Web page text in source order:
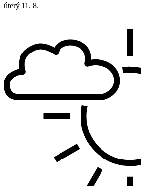
úterý 11. 8.